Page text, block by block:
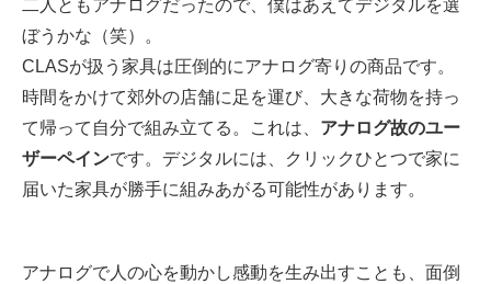
二人ともアナログだったので、僕はあえてデジタルを選
ぼうかな（笑）。
CLASが扱う家具は圧倒的にアナログ寄りの商品です。
時間をかけて郊外の店舗に足を運び、大きな荷物を持っ
て帰って自分で組み立てる。これは、 アナログ故のユー
ザーペインです。デジタルには、クリックひとつで家に
届いた家具が勝手に組みあがる可能性があります。
アナログで人の心を動かし感動を生み出すことも、面倒